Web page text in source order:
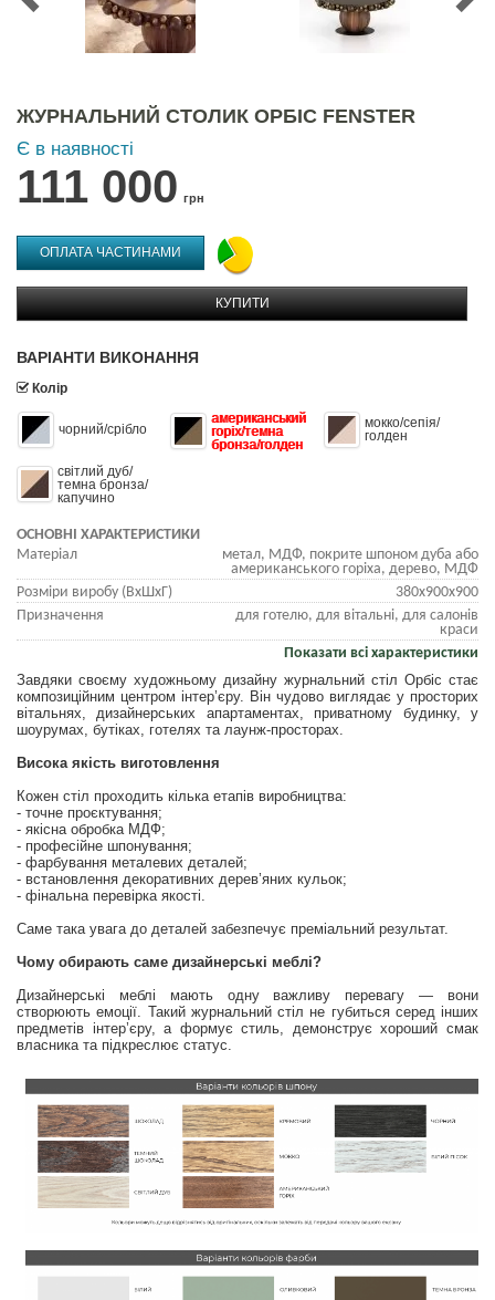
ЖУРНАЛЬНИЙ СТОЛИК ОРБІС FENSTER
Є в наявності
111 000 грн
ОПЛАТА ЧАСТИНАМИ
КУПИТИ
ВАРІАНТИ ВИКОНАННЯ
Колір
чорний/срібло
американський
горіх/темна
бронза/голден
мокко/сепія/
голден
світлий дуб/
темна бронза/
капучино
ОСНОВНІ ХАРАКТЕРИСТИКИ
Матеріал
метал, МДФ, покрите шпоном дуба або
американського горіха, дерево, МДФ
Розміри виробу (ВхШхГ)
380х900х900
Призначення
для готелю, для вітальні, для салонів
краси
Показати всі характеристики
Завдяки своєму художньому дизайну журнальний стіл Орбіс стає
композиційним центром інтер’єру. Він чудово виглядає у просторих
вітальнях, дизайнерських апартаментах, приватному будинку, у
шоурумах, бутіках, готелях та лаунж-просторах.
Висока якість виготовлення
Кожен стіл проходить кілька етапів виробництва:
- точне проєктування;
- якісна обробка МДФ;
- професійне шпонування;
- фарбування металевих деталей;
- встановлення декоративних дерев’яних кульок;
- фінальна перевірка якості.
Саме така увага до деталей забезпечує преміальний результат.
Чому обирають саме дизайнерські меблі?
Дизайнерські меблі мають одну важливу перевагу — вони
створюють емоції. Такий журнальний стіл не губиться серед інших
предметів інтер’єру, а формує стиль, демонструє хороший смак
власника та підкреслює статус.